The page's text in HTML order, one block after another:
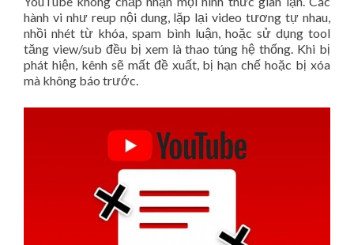
hành vi như reup nội dung, lặp lại video tương tự nhau,
nhồi nhét từ khóa, spam bình luận, hoặc sử dụng tool
tăng view/sub đều bị xem là thao túng hệ thống. Khi bị
phát hiện, kênh sẽ mất đề xuất, bị hạn chế hoặc bị xóa
mà không báo trước.